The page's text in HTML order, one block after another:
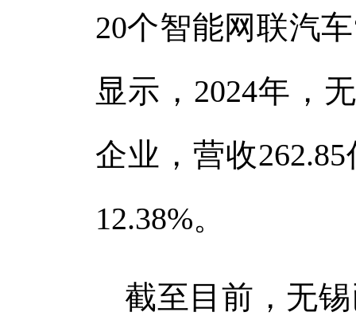
20个智能网联汽
显示，2024年，
企业，营收
12.38%。
截至目前，无